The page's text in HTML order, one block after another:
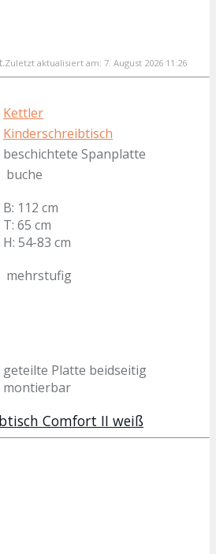
Zuletzt aktualisiert am: 7. August 2026 11:26
Kettler
Kinderschreibtisch
beschichtete Spanplatte
buche
B: 112 cm
T: 65 cm
H: 54-83 cm
mehrstufig
geteilte Platte beidseitig
montierbar
Comfort II weiß